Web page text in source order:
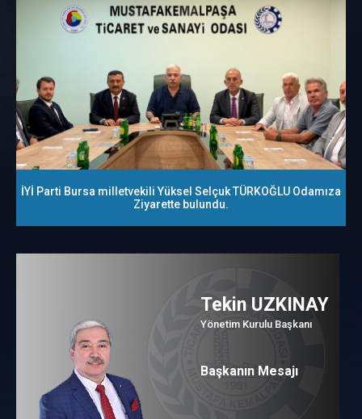
İYİ Parti Bursa milletvekili Yüksel Selçuk TÜRKOĞLU Odamıza
Ziyarette bulundu.
Tekin UZKINAY
Yönetim Kurulu Başkanı
Başkanın Mesajı